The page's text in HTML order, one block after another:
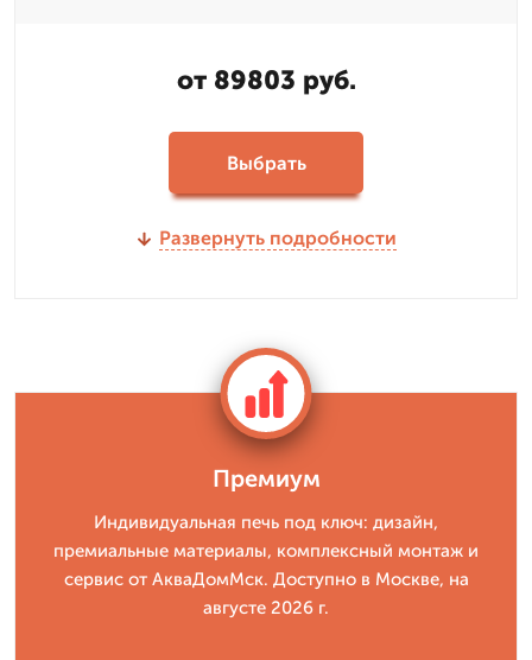
от 89803 руб.
Выбрать
Развернуть подробности
Премиум
Индивидуальная печь под ключ: дизайн,
премиальные материалы, комплексный монтаж и
сервис от АкваДомМск. Доступно в Москве, на
августе 2026 г.